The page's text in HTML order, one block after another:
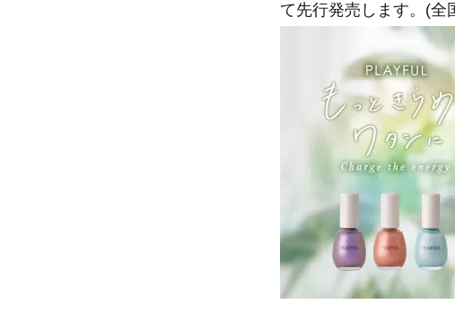
て先行発売します。(全